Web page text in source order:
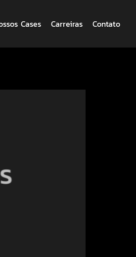
Cases Carreiras Contato